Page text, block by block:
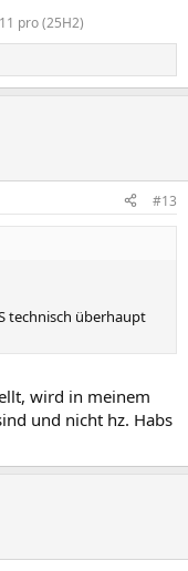
pro (25H2)
#13
technisch überhaupt
wird in meinem
und nicht hz. Habs